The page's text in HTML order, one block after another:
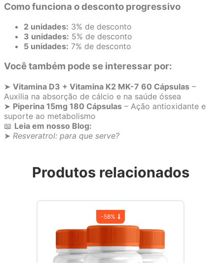
Como funciona o desconto progressivo
2 unidades: 3% de desconto
3 unidades: 5% de desconto
5 unidades: 7% de desconto
Você também pode se interessar por:
➤ Vitamina D3 + Vitamina K2 MK-7 60 Cápsulas –
Auxilia na absorção de cálcio e na saúde óssea
➤ Piperina 15mg 180 Cápsulas – Ação antioxidante e
suporte ao metabolismo
📖 Leia em nosso Blog:
➤ Resveratrol: para que serve?
Produtos relacionados
-58%